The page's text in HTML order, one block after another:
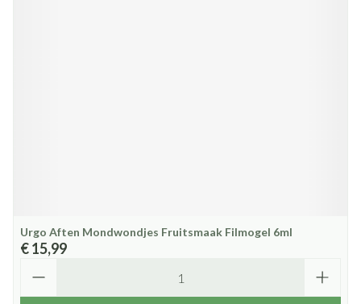
Urgo Aften Mondwondjes Fruitsmaak Filmogel 6ml
€ 15,99